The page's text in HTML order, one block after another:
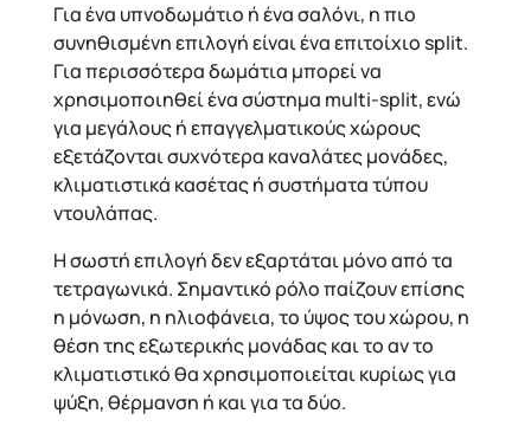
Για ένα υπνοδωμάτιο ή ένα σαλόνι, η πιο
συνηθισμένη επιλογή είναι ένα επιτοίχιο split.
Για περισσότερα δωμάτια μπορεί να
χρησιμοποιηθεί ένα σύστημα multi-split, ενώ
για μεγάλους ή επαγγελματικούς χώρους
εξετάζονται συχνότερα καναλάτες μονάδες,
κλιματιστικά κασέτας ή συστήματα τύπου
ντουλάπας.
Η σωστή επιλογή δεν εξαρτάται μόνο από τα
τετραγωνικά. Σημαντικό ρόλο παίζουν επίσης
η μόνωση, η ηλιοφάνεια, το ύψος του χώρου, η
θέση της εξωτερικής μονάδας και το αν το
κλιματιστικό θα χρησιμοποιείται κυρίως για
ψύξη, θέρμανση ή και για τα δύο.